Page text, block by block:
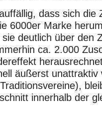
dass sich die
6000er Marke
deutlich über den
ca. 2.000
äußerst
innerhalb der